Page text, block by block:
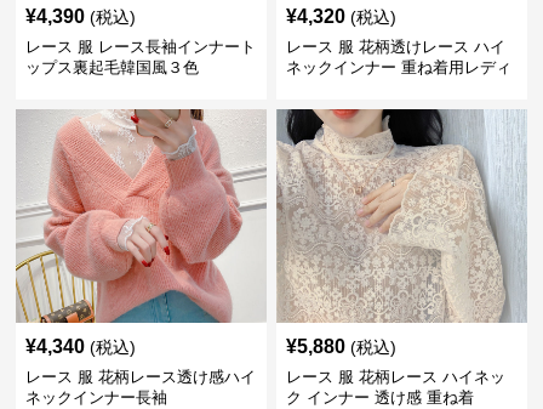
¥4,390 (税込)
レース 服 レース長袖インナート
ップス裏起毛韓国風３色
¥4,320 (税込)
レース 服 花柄透けレース ハイ
ネックインナー 重ね着用レディ
¥4,340 (税込)
レース 服 花柄レース透け感ハイ
ネックインナー長袖
¥5,880 (税込)
レース 服 花柄レース ハイネッ
ク インナー 透け感 重ね着